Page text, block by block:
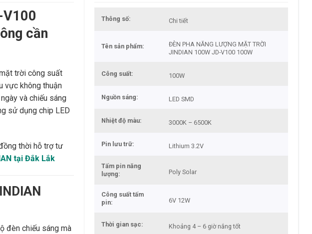
V100
cần
trời công suất
vực không thuận
và chiếu sáng
sử dụng chip LED
thời hỗ trợ tư
tại Đắk Lắk
đèn chiếu sáng mà
Thông số Chi tiết
Tên sản phẩm
ĐÈN PHA NĂNG LƯỢNG MẶT TRỜI
JINDIAN 100W JD-V100 100W
Công suất 100W
Nguồn sáng LED SMD
Nhiệt độ màu 3000K – 6500K
Pin lưu trữ Lithium 3.2V
Tấm pin năng
lượng
Poly Solar
Công suất tấm
pin
6V 12W
Thời gian sạc Khoảng 4 – 6 giờ nắng tốt